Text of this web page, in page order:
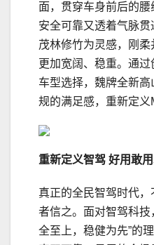
面，贯穿车身前后的腰
安全可靠又透着气脉
茂林修竹为灵感，刚
更加宽阔、稳重。通
车型选择，魏牌全新
规的满足感，重新定义
重新定义智驾 好用敢用
真正的全民智驾时代
者信之。面对智驾科技
全至上，稳健为先”的